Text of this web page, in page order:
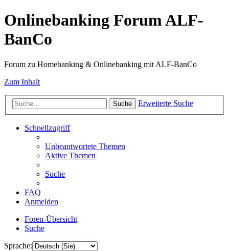
Onlinebanking Forum ALF-
BanCo
Forum zu Homebanking & Onlinebanking mit ALF-BanCo
Zum Inhalt
Suche Erweiterte Suche
Schnellzugriff
Unbeantwortete Themen
Aktive Themen
Suche
FAQ
Anmelden
Foren-Übersicht
Suche
Sprache: